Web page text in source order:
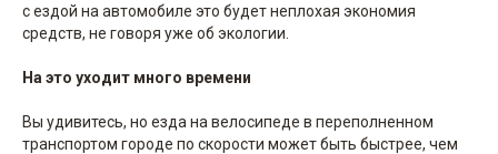
с ездой на автомобиле это будет неплохая экономия
средств, не говоря уже об экологии.
На это уходит много времени
Вы удивитесь, но езда на велосипеде в переполненном
транспортом городе по скорости может быть быстрее, чем